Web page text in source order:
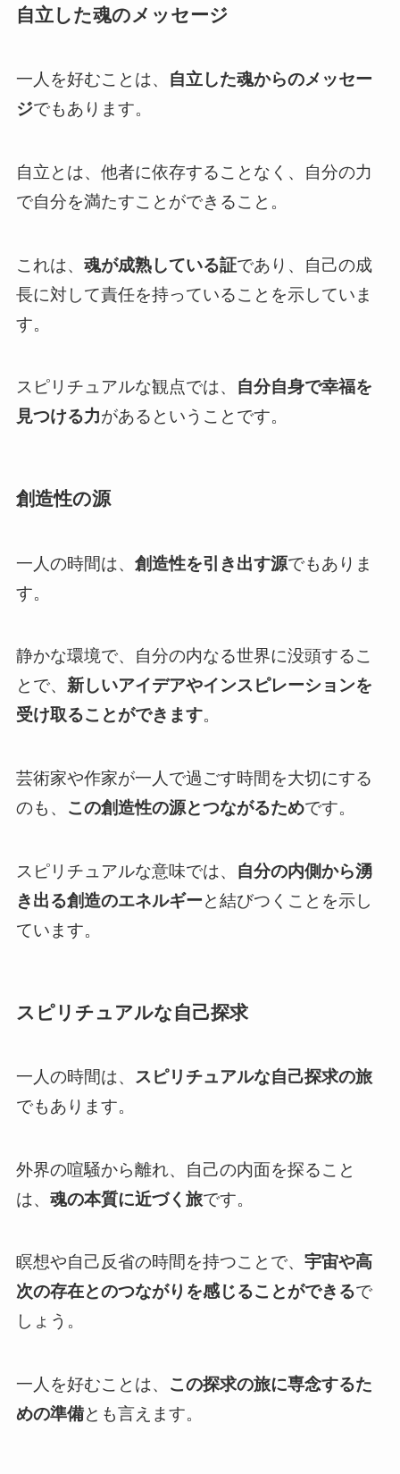
自立した魂のメッセージ
一人を好むことは、 自立した魂からのメッセー
ジでもあります。
自立とは、他者に依存することなく、自分の力
で自分を満たすことができること。
これは、 魂が成熟している証であり、自己の成
長に対して責任を持っていることを示していま
す。
スピリチュアルな観点では、 自分自身で幸福を
見つける力があるということです。
創造性の源
一人の時間は、 創造性を引き出す源でもありま
す。
静かな環境で、自分の内なる世界に没頭するこ
とで、 新しいアイデアやインスピレーションを
受け取ることができます。
芸術家や作家が一人で過ごす時間を大切にする
のも、 この創造性の源とつながるためです。
スピリチュアルな意味では、 自分の内側から湧
き出る創造のエネルギーと結びつくことを示し
ています。
スピリチュアルな自己探求
一人の時間は、 スピリチュアルな自己探求の旅
でもあります。
外界の喧騒から離れ、自己の内面を探ること
は、 魂の本質に近づく旅です。
瞑想や自己反省の時間を持つことで、 宇宙や高
次の存在とのつながりを感じることができるで
しょう。
一人を好むことは、 この探求の旅に専念するた
めの準備とも言えます。